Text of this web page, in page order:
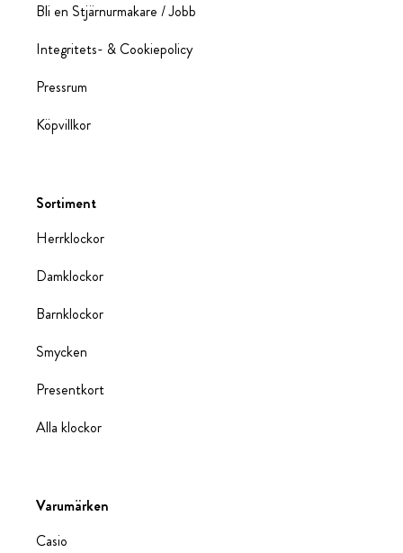
Bli en Stjärnurmakare / Jobb
Integritets- & Cookiepolicy
Pressrum
Köpvillkor
Sortiment
Herrklockor
Damklockor
Barnklockor
Smycken
Presentkort
Alla klockor
Varumärken
Casio